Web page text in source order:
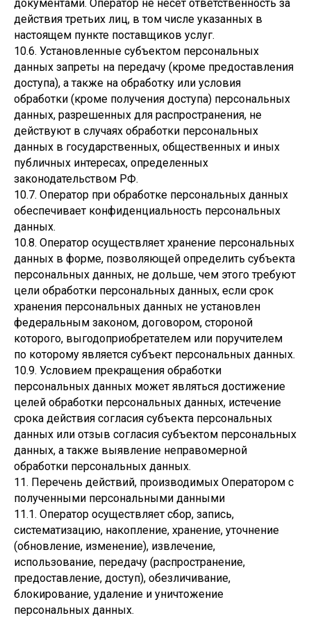
документами. Оператор не несет ответственность за
действия третьих лиц, в том числе указанных в
настоящем пункте поставщиков услуг.
10.6. Установленные субъектом персональных
данных запреты на передачу (кроме предоставления
доступа), а также на обработку или условия
обработки (кроме получения доступа) персональных
данных, разрешенных для распространения, не
действуют в случаях обработки персональных
данных в государственных, общественных и иных
публичных интересах, определенных
законодательством РФ.
10.7. Оператор при обработке персональных данных
обеспечивает конфиденциальность персональных
данных.
10.8. Оператор осуществляет хранение персональных
данных в форме, позволяющей определить субъекта
персональных данных, не дольше, чем этого требуют
цели обработки персональных данных, если срок
хранения персональных данных не установлен
федеральным законом, договором, стороной
которого, выгодоприобретателем или поручителем
по которому является субъект персональных данных.
10.9. Условием прекращения обработки
персональных данных может являться достижение
целей обработки персональных данных, истечение
срока действия согласия субъекта персональных
данных или отзыв согласия субъектом персональных
данных, а также выявление неправомерной
обработки персональных данных.
11. Перечень действий, производимых Оператором с
полученными персональными данными
11.1. Оператор осуществляет сбор, запись,
систематизацию, накопление, хранение, уточнение
(обновление, изменение), извлечение,
использование, передачу (распространение,
предоставление, доступ), обезличивание,
блокирование, удаление и уничтожение
персональных данных.